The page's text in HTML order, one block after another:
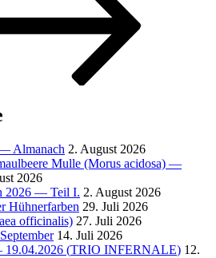
Almanach 2. August 2026
Mulle (Morus acidosa) —
2026
2026 — Teil I. 2. August 2026
Hühnerfarben 29. Juli 2026
officinalis) 27. Juli 2026
14. Juli 2026
19.04.2026 (TRIO INFERNALE) 12.